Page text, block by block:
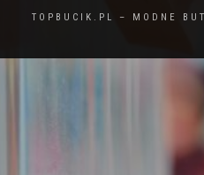
TOPBUCIK.PL – MODNE